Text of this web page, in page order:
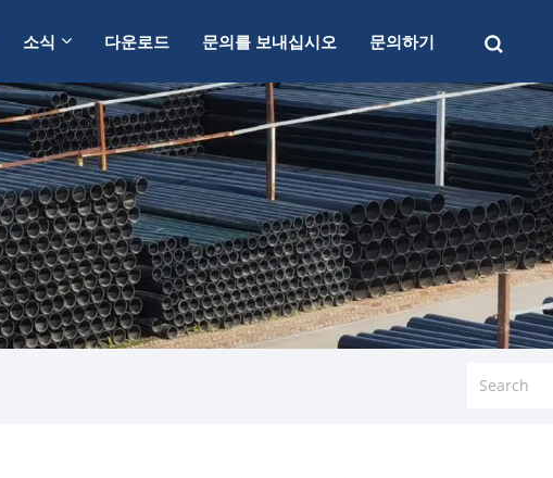
소식 다운로드 문의를 보내십시오 문의하기